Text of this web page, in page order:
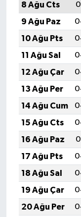
8 Ağu Cts
9 Ağu Paz
10 Ağu Pts
11 Ağu Sal
12 Ağu Çar
13 Ağu Per
14 Ağu Cum
15 Ağu Cts
16 Ağu Paz
17 Ağu Pts
18 Ağu Sal
19 Ağu Çar
20 Ağu Per